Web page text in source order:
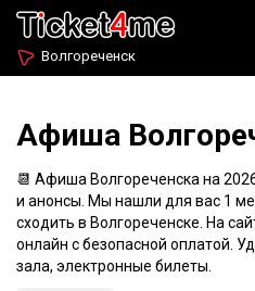
Волгореченск
Афиша
📆 Афиша Волгореченска на
и анонсы. Мы нашли для вас 1
сходить в Волгореченске. На
онлайн с безопасной оплатой.
зала, электронные билеты.